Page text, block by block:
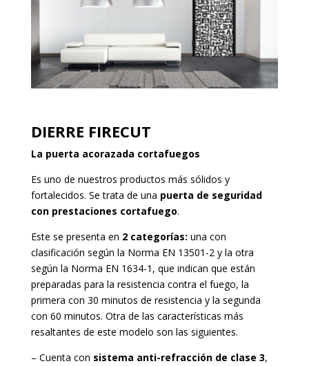
DIERRE FIRECUT
La puerta acorazada cortafuegos
Es uno de nuestros productos más sólidos y
fortalecidos. Se trata de una puerta de seguridad
con prestaciones cortafuego.
Este se presenta en 2 categorías: una con
clasificación según la Norma EN 13501-2 y la otra
según la Norma EN 1634-1, que indican que están
preparadas para la resistencia contra el fuego, la
primera con 30 minutos de resistencia y la segunda
con 60 minutos. Otra de las características más
resaltantes de este modelo son las siguientes.
– Cuenta con sistema anti-refracción de clase 3,